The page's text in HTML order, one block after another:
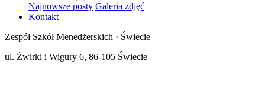
Najnowsze posty Galeria zdjęć
Kontakt
Zespół Szkół Menedżerskich · Świecie
ul. Żwirki i Wigury 6, 86-105 Świecie